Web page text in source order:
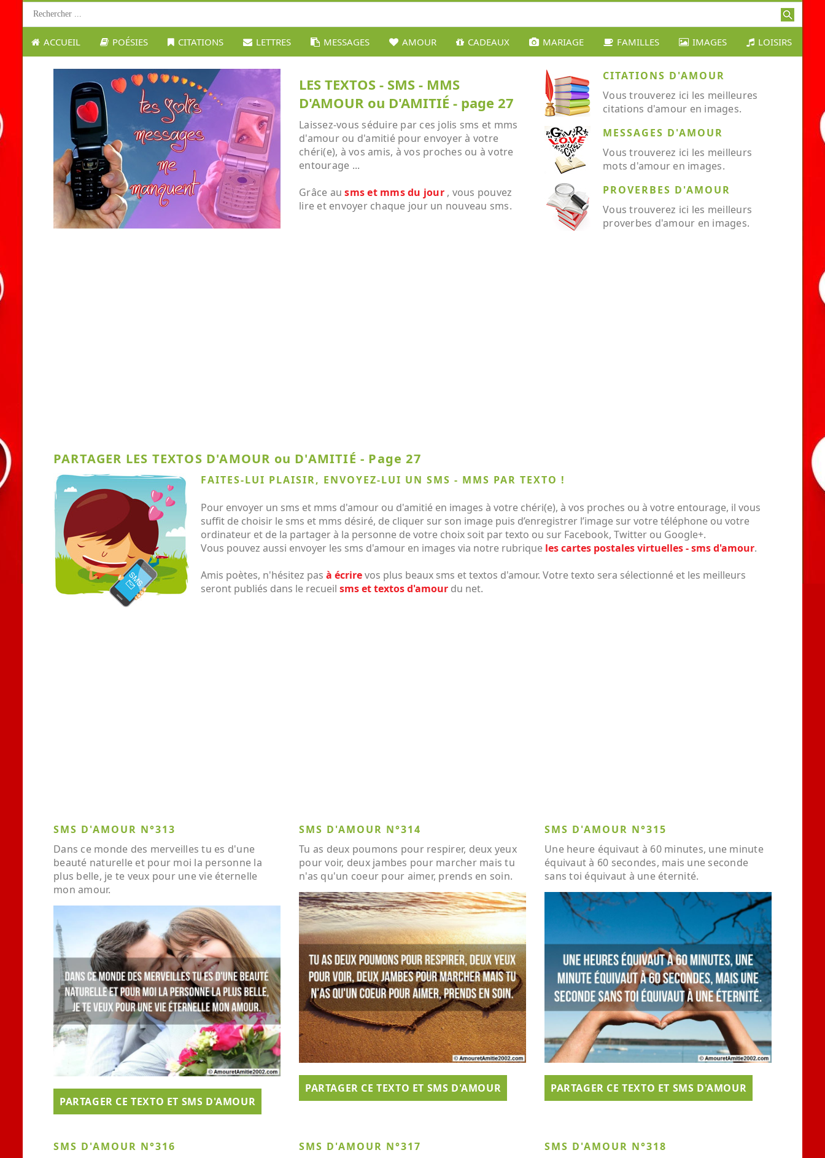
ACCUEIL POÉSIES CITATIONS LETTRES MESSAGES AMOUR CADEAUX MARIAGE FAMILLES IMAGES LOISIRS
LES TEXTOS - SMS - MMS
D'AMOUR ou D'AMITIÉ - page 27
Laissez-vous séduire par ces jolis sms et mms
d'amour ou d'amitié pour envoyer à votre
chéri(e), à vos amis, à vos proches ou à votre
entourage ...
Grâce ausms et mms du jour, vous pouvez
lire et envoyer chaque jour un nouveau sms.
CITATIONS D'AMOUR
Vous trouverez ici les meilleures
citations d'amour en images.
MESSAGES D'AMOUR
Vous trouverez ici les meilleurs
mots d'amour en images.
PROVERBES D'AMOUR
Vous trouverez ici les meilleurs
proverbes d'amour en images.
PARTAGER LES TEXTOS D'AMOUR ou D'AMITIÉ - Page 27
FAITES-LUI PLAISIR, ENVOYEZ-LUI UN SMS - MMS PAR TEXTO !
Pour envoyer un sms et mms d'amour ou d'amitié en images à votre chéri(e), à vos proches ou à votre entourage, il vous
suffit de choisir le sms et mms désiré, de cliquer sur son image puis d’enregistrer l’image sur votre téléphone ou votre
ordinateur et de la partager à la personne de votre choix soit par texto ou sur Facebook, Twitter ou Google+.
Vous pouvez aussi envoyer les sms d'amour en images via notre rubrique les cartes postales virtuelles - sms d'amour.
Amis poètes, n'hésitez pas à écrirevos plus beaux sms et textos d'amour. Votre texto sera sélectionné et les meilleurs
seront publiés dans le recueil sms et textos d'amour du net.
SMS D'AMOUR N°313
Dans ce monde des merveilles tu es d'une
beauté naturelle et pour moi la personne la
plus belle, je te veux pour une vie éternelle
mon amour.
PARTAGER CE TEXTO ET SMS D'AMOUR
SMS D'AMOUR N°314
Tu as deux poumons pour respirer, deux yeux
pour voir, deux jambes pour marcher mais tu
n'as qu'un coeur pour aimer, prends en soin.
PARTAGER CE TEXTO ET SMS D'AMOUR
SMS D'AMOUR N°315
Une heure équivaut à 60 minutes, une minute
équivaut à 60 secondes, mais une seconde
sans toi équivaut à une éternité.
PARTAGER CE TEXTO ET SMS D'AMOUR
SMS D'AMOUR N°316
SMS D'AMOUR N°317
SMS D'AMOUR N°318